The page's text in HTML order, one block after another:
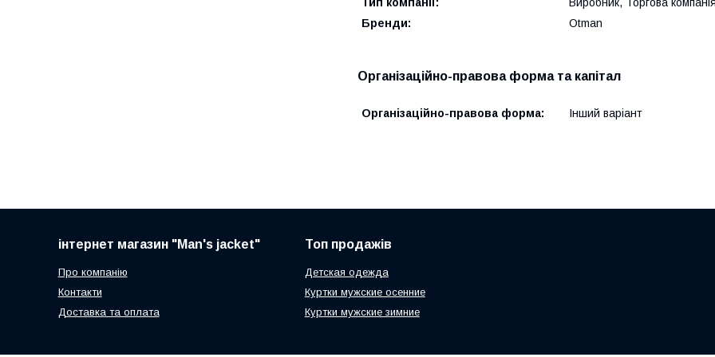
Бренди:
Otman
Організаційно-правова форма та капітал
Організаційно-правова форма: Інший варіант
інтернет магазин "Man's jacket"
Про компанію
Контакти
Доставка та оплата
Топ продажів
Детская одежда
Куртки мужские осенние
Куртки мужские зимние